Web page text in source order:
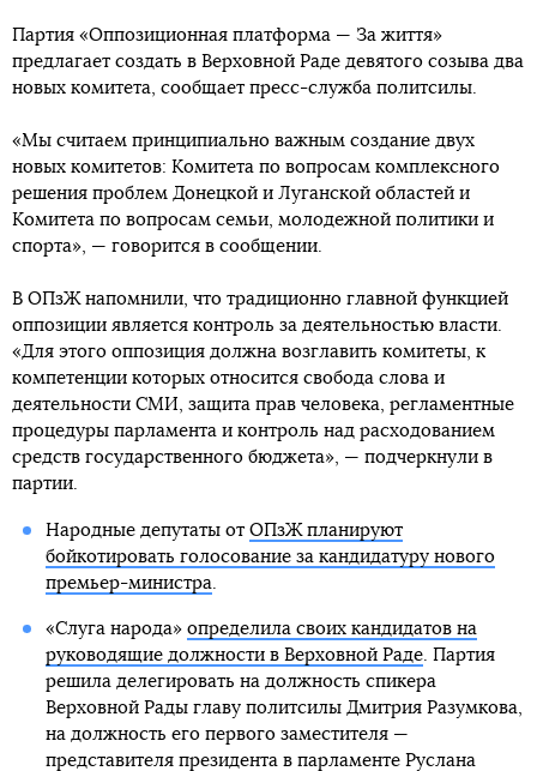
Партия «Оппозиционная платформа — За життя»
предлагает создать в Верховной Раде девятого созыва два
новых комитета, сообщает пресс-служба политсилы.
«Мы считаем принципиально важным создание двух
новых комитетов: Комитета по вопросам комплексного
решения проблем Донецкой и Луганской областей и
Комитета по вопросам семьи, молодежной политики и
спорта», — говорится в сообщении.
В ОПзЖ напомнили, что традиционно главной функцией
оппозиции является контроль за деятельностью власти.
«Для этого оппозиция должна возглавить комитеты, к
компетенции которых относится свобода слова и
деятельности СМИ, защита прав человека, регламентные
процедуры парламента и контроль над расходованием
средств государственного бюджета», — подчеркнули в
партии.
Народные депутаты от ОПзЖ планируют
бойкотировать голосование за кандидатуру нового
премьер-министра.
«Слуга народа» определила своих кандидатов на
руководящие должности в Верховной Раде. Партия
решила делегировать на должность спикера
Верховной Рады главу политсилы Дмитрия Разумкова,
на должность его первого заместителя —
представителя президента в парламенте Руслана